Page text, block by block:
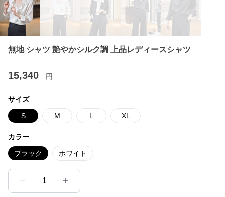
無地 シャツ 艶やかシルク調 上品レディースシャツ
15,340 円
サイズ
S M L XL
カラー
ブラック ホワイト
1